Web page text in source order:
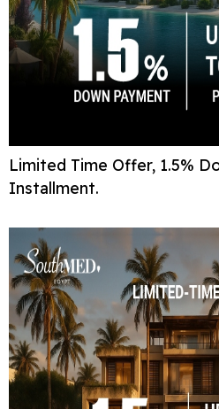
Limited Time Offer, 1.5%
Installment.